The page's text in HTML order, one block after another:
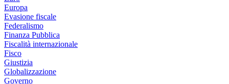
Europa
Evasione fiscale
Federalismo
Finanza Pubblica
Fiscalità internazionale
Fisco
Giustizia
Globalizzazione
Governo